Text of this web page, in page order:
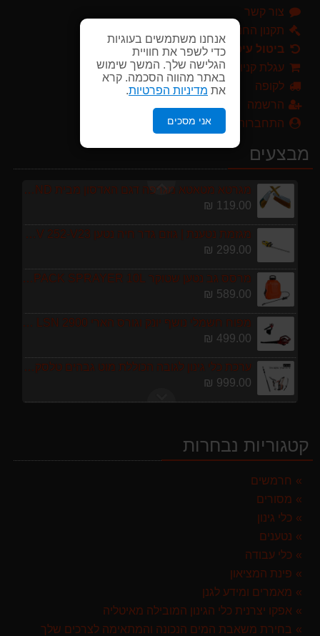
אנחנו משתמשים בעוגיות
כדי לשפר את חוויית
הגלישה שלך. המשך שימוש
באתר מהווה הסכמה. קרא
את מדיניות הפרטיות.
אני מסכים
צור קשר
תקנון החנות
ביטול עיסקה
עגלת קניות
לקופה
הרשמה
התחברות
מבצעים
589.00 ₪
499.00 ₪
מברג נטען היברו HYBRO H300
179.00 ₪
מגרטא מטאטא מגרפה דגם האדסון מבית GARLAND ספרד
119.00 ₪
מגזמת נטענת | גוזם גדר חיה נטען GARLAND SET KEEPER 20V 252-V23 גוף בלבד
299.00 ₪
מרסס גב נטען שטוקר STOCKER BACKPACK SPRAYER 10L איטליה
589.00 ₪
מפוח חשמלי נושף יונק וגורס הארי HARRY LSN 2900
499.00 ₪
ערכת כלי גינון לגובה הכוללת מוט גבהים טלסקופי 5 מטר, מסור, תוכי ומספרי גבהים גדר חי גרלנד GARLAND באנדל האדסון
999.00 ₪
589.00 ₪
499.00 ₪
קטגוריות נבחרות
חרמשים
מסורים
כלי גינון
נטענים
כלי עבודה
פינת המציאון
מאמרים ומידע לגנן
אפקו יצרנית כלי הגינון המובילה מאיטליה
בחירת משאבת המים הנכונה והמתאימה לצרכים שלך